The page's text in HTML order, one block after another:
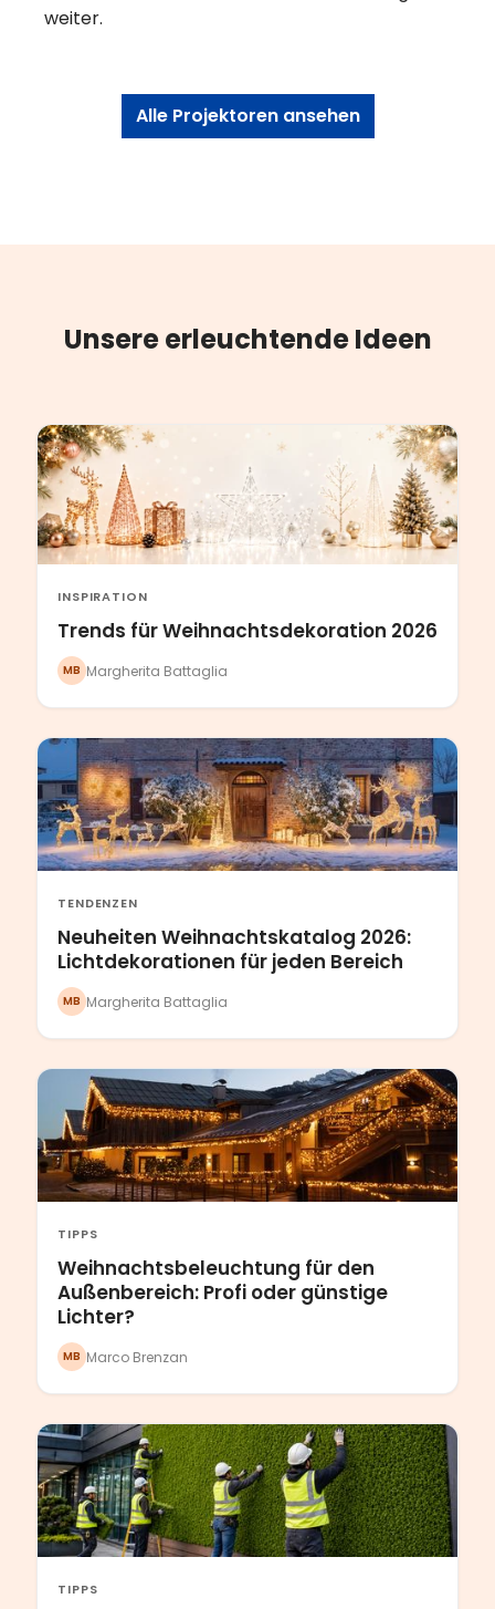
weiter.
Alle Projektoren ansehen
Unsere erleuchtende Ideen
INSPIRATION
Trends für Weihnachtsdekoration 2026
MB Margherita Battaglia
TENDENZEN
Neuheiten Weihnachtskatalog 2026:
Lichtdekorationen für jeden Bereich
MB Margherita Battaglia
TIPPS
Weihnachtsbeleuchtung für den
Außenbereich: Profi oder günstige
Lichter?
MB Marco Brenzan
TIPPS